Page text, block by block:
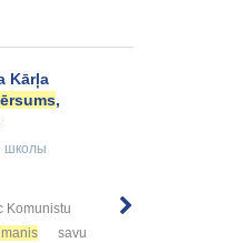
Kārļa
,
школы
Komunistu
savu